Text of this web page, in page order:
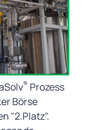
® Prozess
Börse
"2.Platz".